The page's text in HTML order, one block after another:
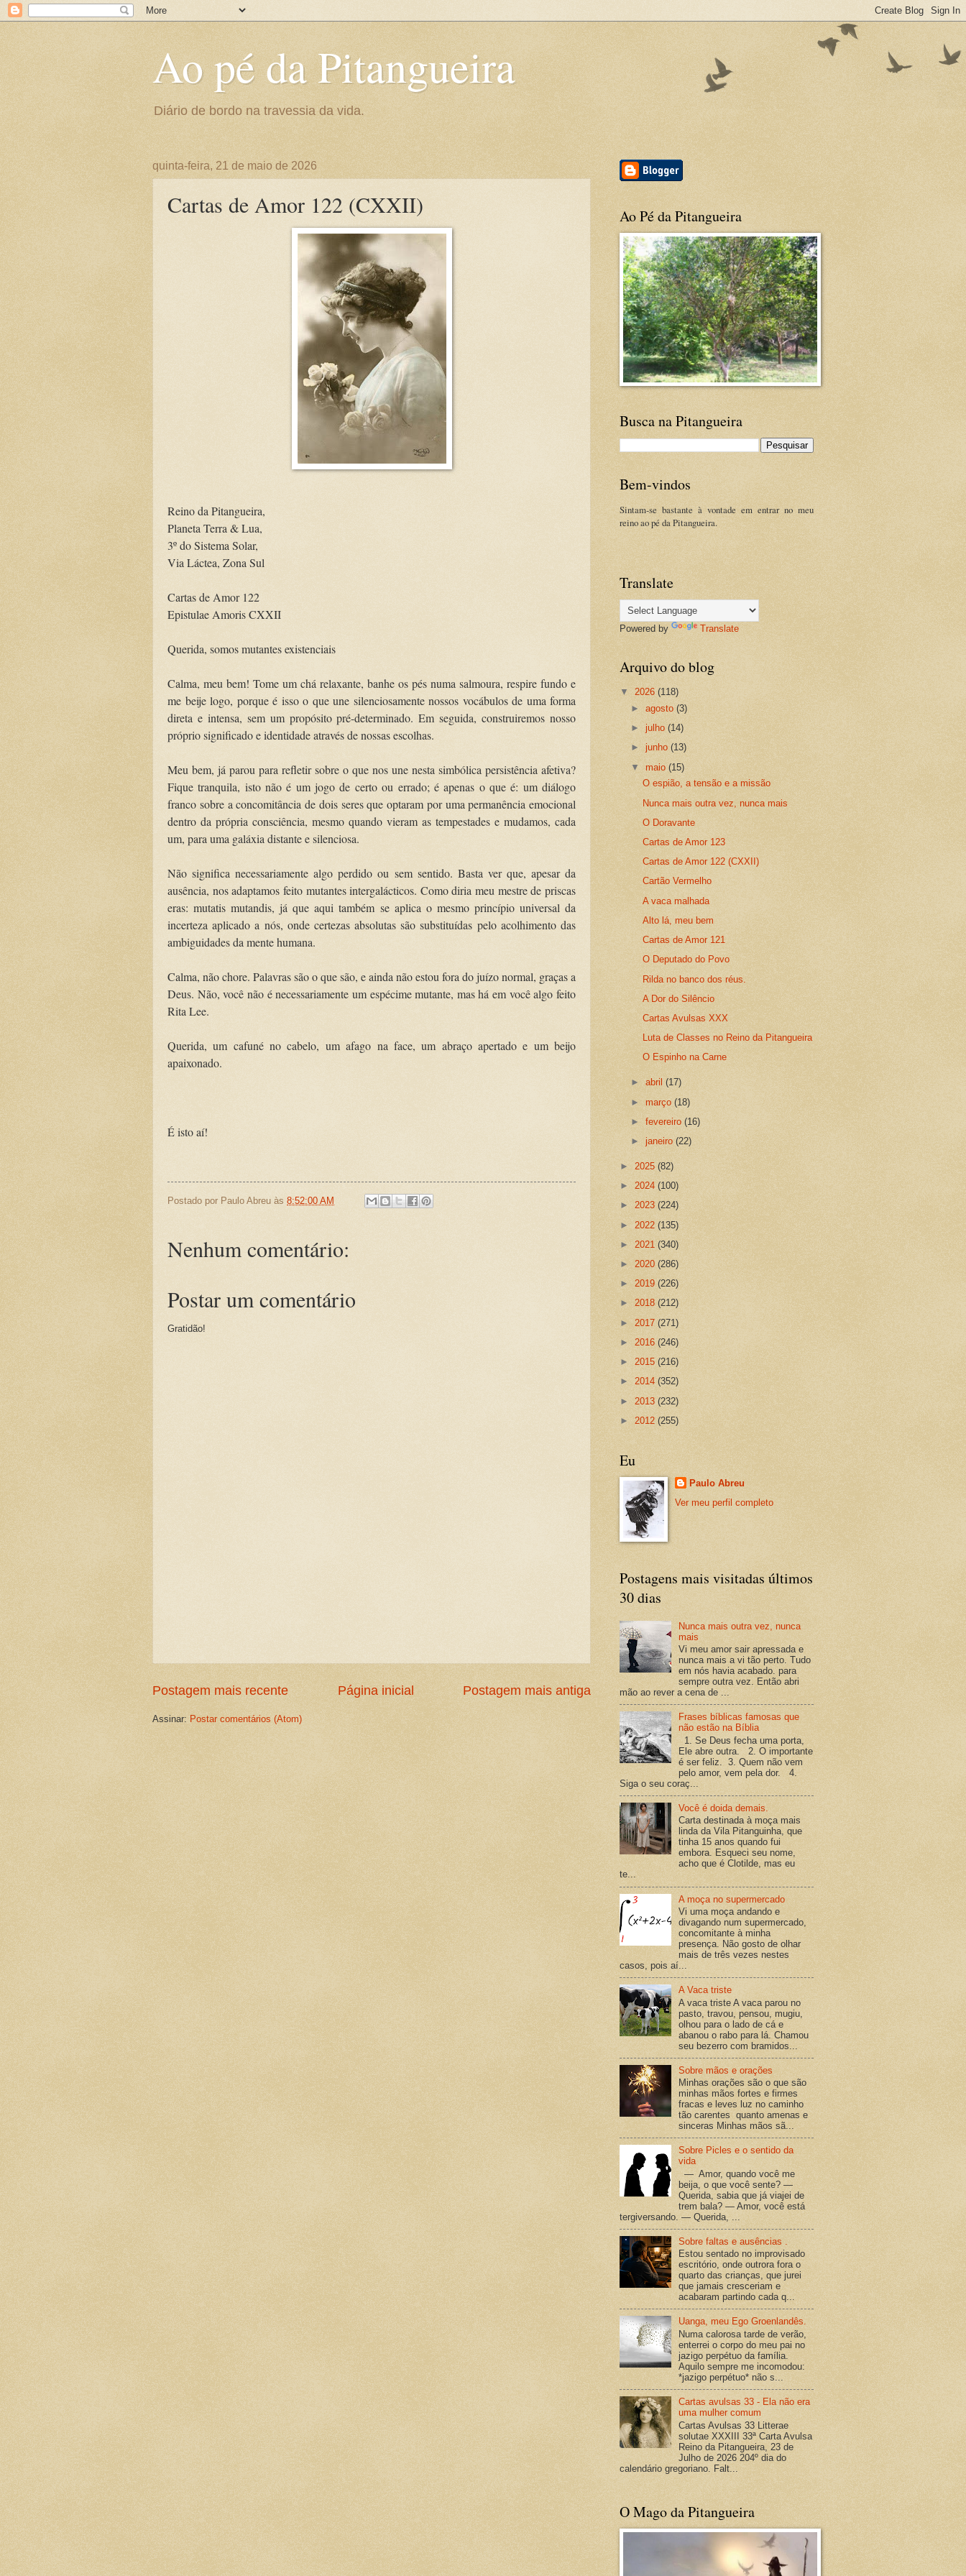
Ao pé da Pitangueira
Diário de bordo na travessia da vida.
quinta-feira, 21 de maio de 2026
Cartas de Amor 122 (CXXII)
Reino da Pitangueira,
Planeta Terra & Lua,
3º do Sistema Solar,
Via Láctea, Zona Sul
Cartas de Amor 122
Epistulae Amoris CXXII
Querida, somos mutantes existenciais
Calma, meu bem! Tome um chá relaxante, banhe os pés numa salmoura, respire fundo e
me beije logo, porque é isso o que une silenciosamente nossos vocábulos de uma forma
direta e intensa, sem um propósito pré-determinado. Em seguida, construiremos nosso
próprio significado e identidade através de nossas escolhas.
Meu bem, já parou para refletir sobre o que nos une nesta simbólica persistência afetiva?
Fique tranquila, isto não é um jogo de certo ou errado; é apenas o que é: um diálogo
franco sobre a concomitância de dois seres que optaram por uma permanência emocional
dentro da própria consciência, mesmo quando vieram as tempestades e mudamos, cada
um, para uma galáxia distante e silenciosa.
Não significa necessariamente algo perdido ou sem sentido. Basta ver que, apesar da
ausência, nos adaptamos feito mutantes intergalácticos. Como diria meu mestre de priscas
eras: mutatis mutandis, já que aqui também se aplica o mesmo princípio universal da
incerteza aplicado a nós, onde certezas absolutas são substituídas pelo acolhimento das
ambiguidades da mente humana.
Calma, não chore. Palavras são o que são, e ainda não estou fora do juízo normal, graças a
Deus. Não, você não é necessariamente um espécime mutante, mas há em você algo feito
Rita Lee.
Querida, um cafuné no cabelo, um afago na face, um abraço apertado e um beijo
apaixonado.
É isto aí!
Postado por Paulo Abreu às 8:52:00 AM
Nenhum comentário:
Postar um comentário
Gratidão!
Postagem mais recente Postagem mais antiga
Página inicial
Assinar: Postar comentários (Atom)
Ao Pé da Pitangueira
Busca na Pitangueira
Bem-vindos
Sintam-se bastante à vontade em entrar no meu
reino ao pé da Pitangueira.
Translate
Powered by Translate
Arquivo do blog
▼ 2026 (118)
►agosto(3)
►julho(14)
►junho(13)
▼maio(15)
O espião, a tensão e a missão
Nunca mais outra vez, nunca mais
O Doravante
Cartas de Amor 123
Cartas de Amor 122 (CXXII)
Cartão Vermelho
A vaca malhada
Alto lá, meu bem
Cartas de Amor 121
O Deputado do Povo
Rilda no banco dos réus.
A Dor do Silêncio
Cartas Avulsas XXX
Luta de Classes no Reino da Pitangueira
O Espinho na Carne
►abril(17)
►março(18)
►fevereiro(16)
►janeiro(22)
► 2025 (82)
► 2024 (100)
► 2023 (224)
► 2022 (135)
► 2021 (340)
► 2020 (286)
► 2019 (226)
► 2018 (212)
► 2017 (271)
► 2016 (246)
► 2015 (216)
► 2014 (352)
► 2013 (232)
► 2012 (255)
Eu
Paulo Abreu
Ver meu perfil completo
Postagens mais visitadas últimos
30 dias
Nunca mais outra vez, nunca
mais
Vi meu amor sair apressada e
nunca mais a vi tão perto. Tudo
em nós havia acabado. para
sempre outra vez. Então abri
mão ao rever a cena de ...
Frases bíblicas famosas que
não estão na Bíblia
1. Se Deus fecha uma porta,
Ele abre outra. 2. O importante
é ser feliz. 3. Quem não vem
pelo amor, vem pela dor. 4.
Siga o seu coraç...
Você é doida demais.
Carta destinada à moça mais
linda da Vila Pitanguinha, que
tinha 15 anos quando fui
embora. Esqueci seu nome,
acho que é Clotilde, mas eu
te...
A moça no supermercado
Vi uma moça andando e
divagando num supermercado,
concomitante à minha
presença. Não gosto de olhar
mais de três vezes nestes
casos, pois aí...
A Vaca triste
A vaca triste A vaca parou no
pasto, travou, pensou, mugiu,
olhou para o lado de cá e
abanou o rabo para lá. Chamou
seu bezerro com bramidos...
Sobre mãos e orações
Minhas orações são o que são
minhas mãos fortes e firmes
fracas e leves luz no caminho
tão carentes quanto amenas e
sinceras Minhas mãos sã...
Sobre Picles e o sentido da
vida
— Amor, quando você me
beija, o que você sente? —
Querida, sabia que já viajei de
trem bala? — Amor, você está
tergiversando. — Querida, ...
Sobre faltas e ausências .
Estou sentado no improvisado
escritório, onde outrora fora o
quarto das crianças, que jurei
que jamais cresceriam e
acabaram partindo cada q...
Uanga, meu Ego Groenlandês.
Numa calorosa tarde de verão,
enterrei o corpo do meu pai no
jazigo perpétuo da família.
Aquilo sempre me incomodou:
*jazigo perpétuo* não s...
Cartas avulsas 33 - Ela não era
uma mulher comum
Cartas Avulsas 33 Litterae
solutae XXXIII 33ª Carta Avulsa
Reino da Pitangueira, 23 de
Julho de 2026 204º dia do
calendário gregoriano. Falt...
O Mago da Pitangueira